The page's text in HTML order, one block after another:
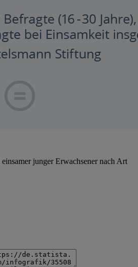
junger Erwachsener nach Art